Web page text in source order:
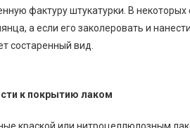
фактуру штукатурки. В некоторых
а если его заколеровать и
состаренный вид.
к покрытию лаком